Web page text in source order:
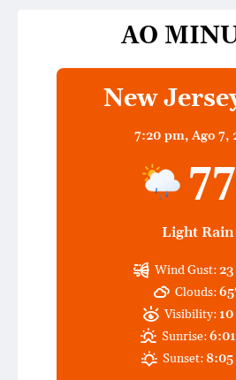
AO
New
7:20 pm, Ago 7,
77
Light Rain
Wind Gust:
Clouds:
Visibility:
Sunrise:
Sunset: